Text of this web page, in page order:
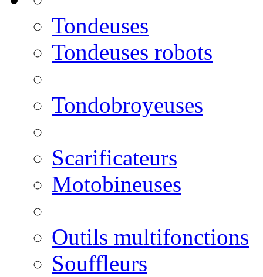
Tondeuses
Tondeuses robots
Tondobroyeuses
Scarificateurs
Motobineuses
Outils multifonctions
Souffleurs